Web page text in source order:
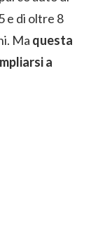
e di oltre 8
Ma questa
a